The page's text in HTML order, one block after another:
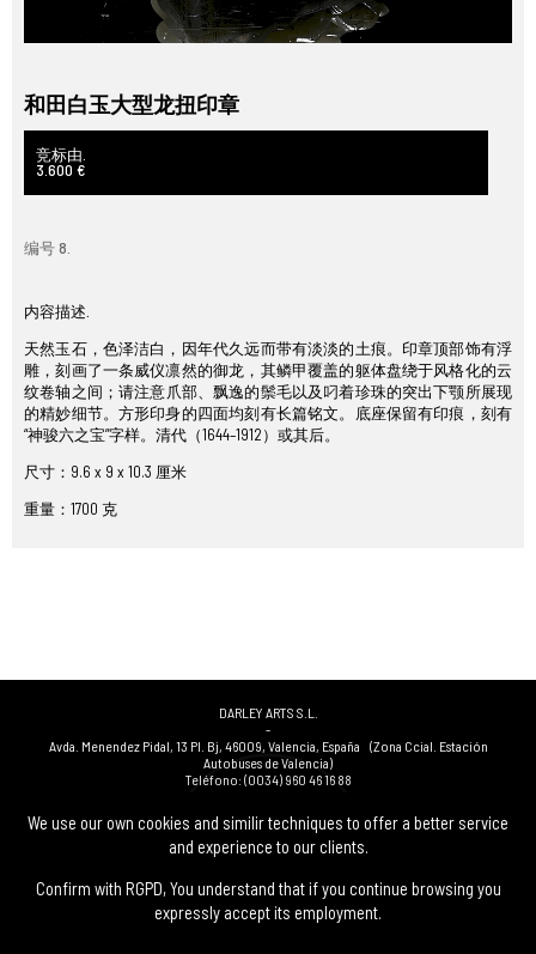
We use our own cookies and similir techniques to offer a better service
and experience to our clients.
Confirm with RGPD, You understand that if you continue browsing you
expressly accept its employment.
和田白玉大型龙扭印章
竞标由.
3.600 €
编号 8.
内容描述.
天然玉石，色泽洁白，因年代久远而带有淡淡的土痕。印章顶部饰有浮
雕，刻画了一条威仪凛然的御龙，其鳞甲覆盖的躯体盘绕于风格化的云
纹卷轴之间；请注意爪部、飘逸的鬃毛以及叼着珍珠的突出下颚所展现
的精妙细节。方形印身的四面均刻有长篇铭文。底座保留有印痕，刻有
“神骏六之宝”字样。清代（1644–1912）或其后。
尺寸：9.6 x 9 x 10.3 厘米
重量：1700 克
DARLEY ARTS S.L.
-
Avda. Menendez Pidal, 13 Pl. Bj, 46009, Valencia, España (Zona Ccial. Estación
Autobuses de Valencia)
Teléfono:(0034) 960 46 16 88
(0034) 963 40 48 21
-
(0034) 669 53 68 89 (solo WhatsApp)
info@subastasdarley.com